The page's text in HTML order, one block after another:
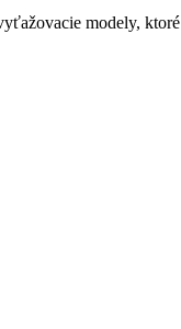
modely, ktoré